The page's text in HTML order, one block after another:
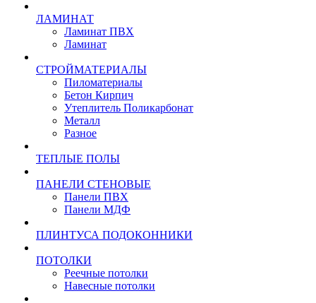
ЛАМИНАТ
Ламинат ПВХ
Ламинат
СТРОЙМАТЕРИАЛЫ
Пиломатериалы
Бетон Кирпич
Утеплитель Поликарбонат
Металл
Разное
ТЕПЛЫЕ ПОЛЫ
ПАНЕЛИ СТЕНОВЫЕ
Панели ПВХ
Панели МДФ
ПЛИНТУСА ПОДОКОННИКИ
ПОТОЛКИ
Реечные потолки
Навесные потолки